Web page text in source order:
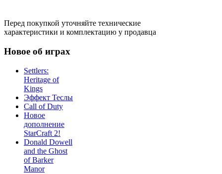
Перед покупкой уточняйте технические
характеристики и комплектацию у продавца
Новое об играх
Settlers:
Heritage of
Kings
Эффект Теслы
Call of Duty
Новое
дополнение
StarCraft 2!
Donald Dowell
and the Ghost
of Barker
Manor